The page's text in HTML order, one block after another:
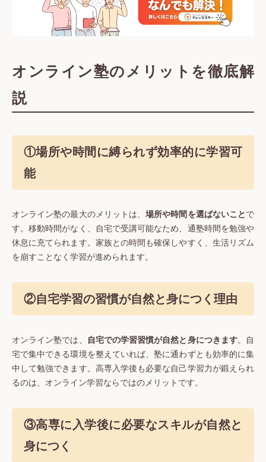
オンライン塾のメリットを徹底解
説
①場所や時間に縛られず効率的に学習可
能
オンライン塾の最大のメリットは、場所や時間を選ばないことで
す。移動時間がなく、自宅で受講可能なため、通塾時間を勉強や
休息に充てられます。家族との時間も確保しやすく、生活リズム
を崩すことなく学習が進められます。
②自宅学習の習慣が自然と身につく理由
オンライン塾では、 自宅での学習習慣が自然と身につきます。自
宅で集中できる環境を整えていれば、塾に通わずとも効率的に集
中して勉強できます。高専入学後も必要な自己学習力が鍛えられ
るのは、オンライン学習ならではのメリットです。
③高専に入学後に必要なスキルが自然と
身につく